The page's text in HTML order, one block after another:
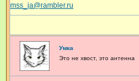
mss_ja@rambler.ru
Умка
Это не хвост, это антенна